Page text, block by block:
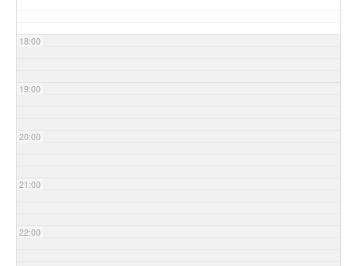
18:00
19:00
20:00
21:00
22:00